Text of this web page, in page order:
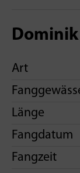
Art
Länge
Fangdatum
Fangzeit